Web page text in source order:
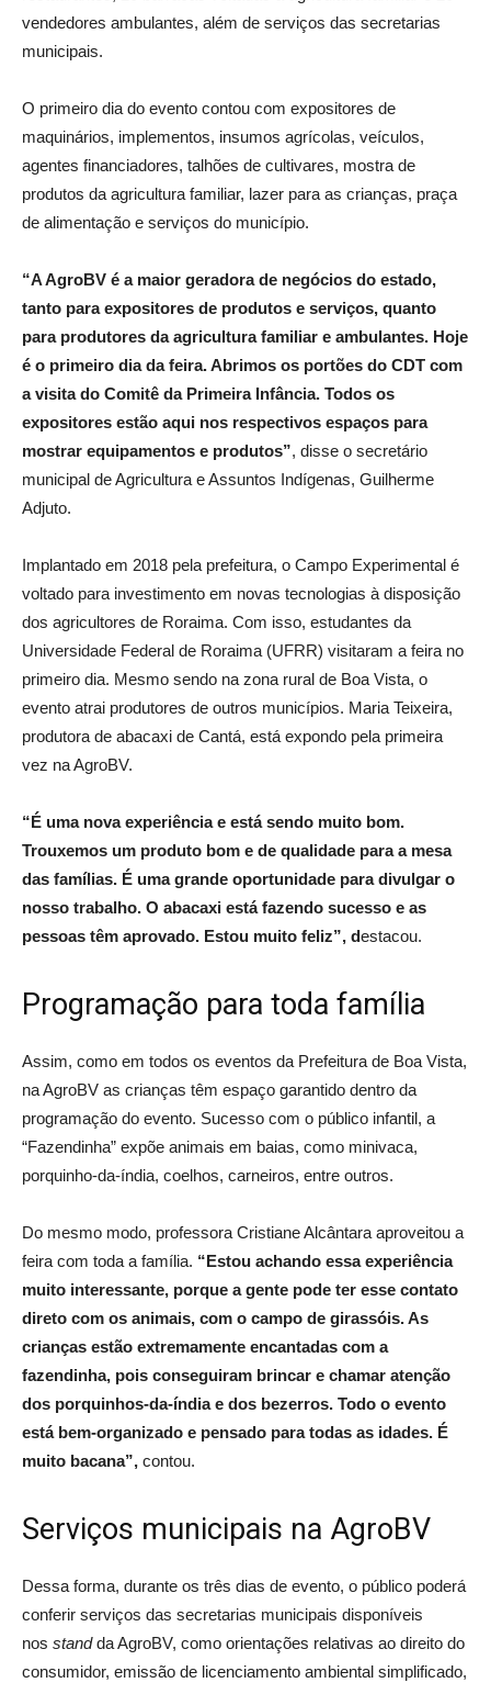
vendedores ambulantes, além de serviços das secretarias
municipais.
O primeiro dia do evento contou com expositores de
maquinários, implementos, insumos agrícolas, veículos,
agentes financiadores, talhões de cultivares, mostra de
produtos da agricultura familiar, lazer para as crianças, praça
de alimentação e serviços do município.
“A AgroBV é a maior geradora de negócios do estado,
tanto para expositores de produtos e serviços, quanto
para produtores da agricultura familiar e ambulantes. Hoje
é o primeiro dia da feira. Abrimos os portões do CDT com
a visita do Comitê da Primeira Infância. Todos os
expositores estão aqui nos respectivos espaços para
mostrar equipamentos e produtos”, disse o secretário
municipal de Agricultura e Assuntos Indígenas, Guilherme
Adjuto.
Implantado em 2018 pela prefeitura, o Campo Experimental é
voltado para investimento em novas tecnologias à disposição
dos agricultores de Roraima. Com isso, estudantes da
Universidade Federal de Roraima (UFRR) visitaram a feira no
primeiro dia. Mesmo sendo na zona rural de Boa Vista, o
evento atrai produtores de outros municípios. Maria Teixeira,
produtora de abacaxi de Cantá, está expondo pela primeira
vez na AgroBV.
“É uma nova experiência e está sendo muito bom.
Trouxemos um produto bom e de qualidade para a mesa
das famílias. É uma grande oportunidade para divulgar o
nosso trabalho. O abacaxi está fazendo sucesso e as
pessoas têm aprovado. Estou muito feliz”, destacou.
Programação para toda família
Assim, como em todos os eventos da Prefeitura de Boa Vista,
na AgroBV as crianças têm espaço garantido dentro da
programação do evento. Sucesso com o público infantil, a
“Fazendinha” expõe animais em baias, como minivaca,
porquinho-da-índia, coelhos, carneiros, entre outros.
Do mesmo modo, professora Cristiane Alcântara aproveitou a
feira com toda a família. “Estou achando essa experiência
muito interessante, porque a gente pode ter esse contato
direto com os animais, com o campo de girassóis. As
crianças estão extremamente encantadas com a
fazendinha, pois conseguiram brincar e chamar atenção
dos porquinhos-da-índia e dos bezerros. Todo o evento
está bem-organizado e pensado para todas as idades. É
muito bacana”, contou.
Serviços municipais na AgroBV
Dessa forma, durante os três dias de evento, o público poderá
conferir serviços das secretarias municipais disponíveis
nos standda AgroBV, como orientações relativas ao direito do
consumidor, emissão de licenciamento ambiental simplificado,